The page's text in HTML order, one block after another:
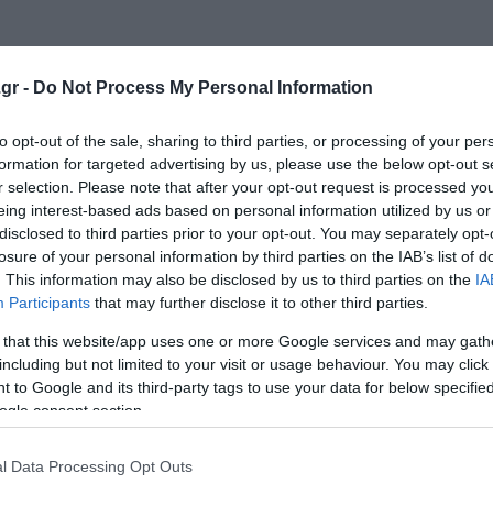
- Do Not Process My Personal Information
opt-out of the sale, sharing to third parties, or processing of your
for targeted advertising by us, please use the below opt-out
selection. Please note that after your opt-out request is processed
interest-based ads based on personal information utilized by us
to third parties prior to your opt-out. You may separately
of your personal information by third parties on the IAB’s list of
This information may also be disclosed by us to third parties on the
Participants that may further disclose it to other third parties.
that this website/app uses one or more Google services and may
but not limited to your visit or usage behaviour. You may
to Google and its third-party tags to use your data for below
consent section.
Data Processing Opt Outs
June 8, 2026
Philippines on June 8, 2026
Πολιτικής Άμυνας, δήλωσε στο «Associated Press»
στην Τζένεραλ Σάντος.